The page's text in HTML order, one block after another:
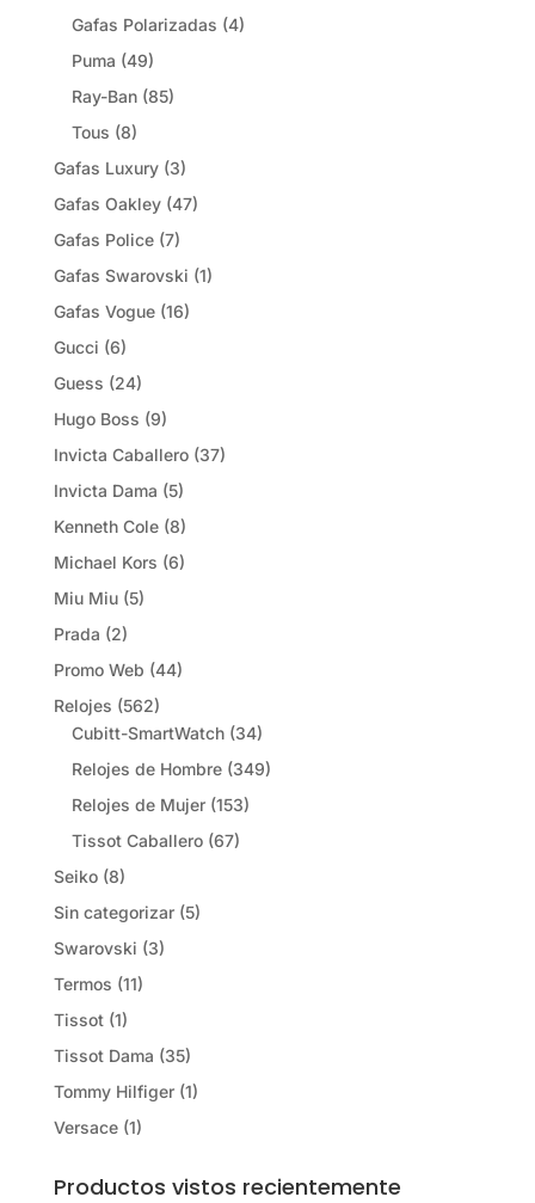
Gafas Polarizadas (4)
Puma (49)
Ray-Ban (85)
Tous (8)
Gafas Luxury (3)
Gafas Oakley (47)
Gafas Police (7)
Gafas Swarovski (1)
Gafas Vogue (16)
Gucci (6)
Guess (24)
Hugo Boss (9)
Invicta Caballero (37)
Invicta Dama (5)
Kenneth Cole (8)
Michael Kors (6)
Miu Miu (5)
Prada (2)
Promo Web (44)
Relojes (562)
Cubitt-SmartWatch (34)
Relojes de Hombre (349)
Relojes de Mujer (153)
Tissot Caballero (67)
Seiko (8)
Sin categorizar (5)
Swarovski (3)
Termos (11)
Tissot (1)
Tissot Dama (35)
Tommy Hilfiger (1)
Versace (1)
Productos vistos recientemente